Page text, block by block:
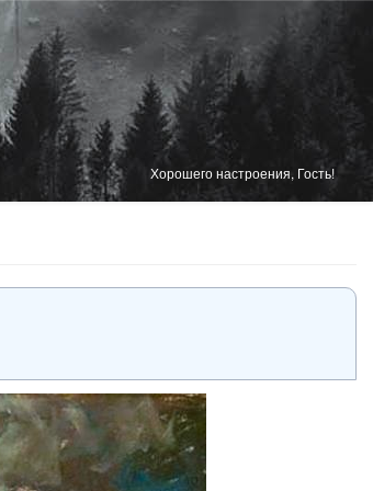
Хорошего настроения, Гость!